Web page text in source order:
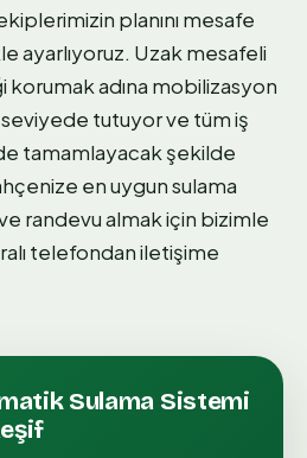
planını mesafe
ayarlıyoruz. Uzak mesafeli
korumak adına mobilizasyon
tutuyor ve tüm iş
tamamlayacak şekilde
en uygun sulama
randevu almak için bizimle
telefondan iletişime
Sulama Sistemi